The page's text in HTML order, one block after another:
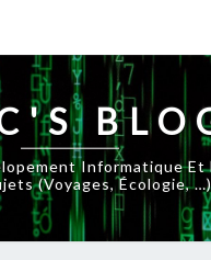
Informatique Et
(voyages, Écologie,